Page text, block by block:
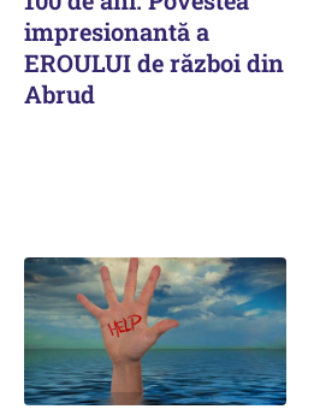
impresionantă a
EROULUI de război din
Abrud